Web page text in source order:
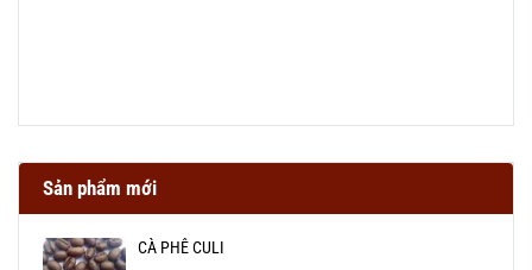
Sản phẩm mới
CÀ PHÊ CULI